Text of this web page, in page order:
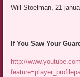
Will Stoelman, 21
If You Saw Your
http://